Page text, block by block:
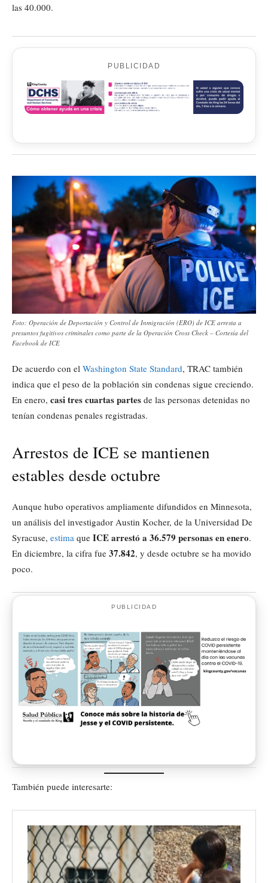
las 40.000.
PUBLICIDAD
Foto: Operación de Deportación y Control de Inmigración (ERO) de ICE arresta a
presuntos fugitivos criminales como parte de la Operación Cross Check – Cortesía del
Facebook de ICE
De acuerdo con el Washington State Standard, TRAC también
indica que el peso de la población sin condenas sigue creciendo.
En enero, casi tres cuartas partes de las personas detenidas no
tenían condenas penales registradas.
Arrestos de ICE se mantienen
estables desde octubre
Aunque hubo operativos ampliamente difundidos en Minnesota,
un análisis del investigador Austin Kocher, de la Universidad De
Syracuse, estima que ICE arrestó a 36.579 personas en enero.
En diciembre, la cifra fue 37.842, y desde octubre se ha movido
poco.
PUBLICIDAD
También puede interesarte: